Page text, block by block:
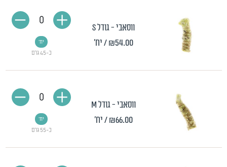
ווסאבי - גודל S
₪54.00/ יח'
כ-45 גרם
יח'
0
ווסאבי - גודל M
₪66.00/ יח'
כ-55 גרם
יח'
0